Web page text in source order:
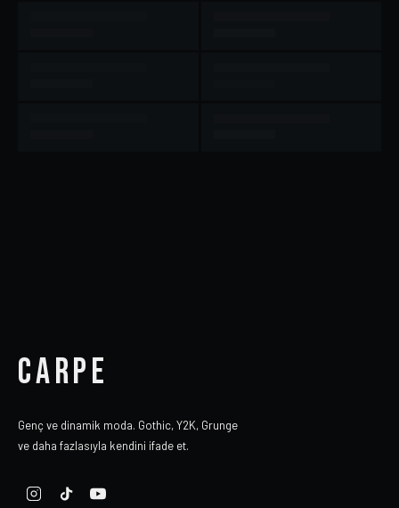
CARPE
Genç ve dinamik moda. Gothic, Y2K, Grunge
ve daha fazlasıyla kendini ifade et.